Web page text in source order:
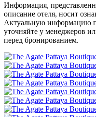
Информация,
описание отеля, носит
Актуальную информацию
уточняйте у менеджеров
перед бронированием.